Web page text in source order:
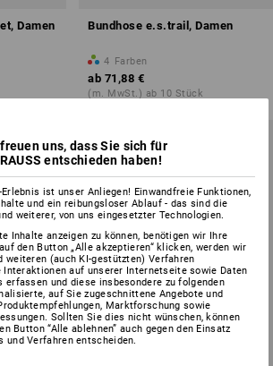
Damen Bundhose e.s.trail, Damen
4 Farben
ab 71,88 €
(m. MwSt.) ab 10 Stück
uns, dass Sie sich für
entschieden haben!
ist unser Anliegen! Einwandfreie Funktionen,
und ein reibungsloser Ablauf - das sind die
weiterer, von uns eingesetzter Technologien.
Inhalte anzeigen zu können, benötigen wir Ihre
den Button „Alle akzeptieren“ klicken, werden wir
weiteren (auch KI-gestützten) Verfahren
Interaktionen auf unserer Internetseite sowie Daten
erfassen und diese insbesondere zu folgenden
auf Sie zugeschnittene Angebote und
Marktforschung sowie
Sollten Sie dies nicht wünschen, können
Button “Alle ablehnen” auch gegen den Einsatz
und Verfahren entscheiden.